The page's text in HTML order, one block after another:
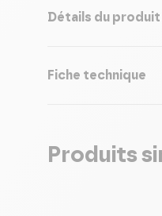
Détails du produit
Fiche technique
Produits